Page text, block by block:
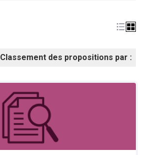
Classement des propositions par :